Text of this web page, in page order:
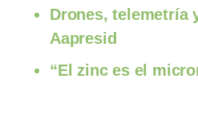
Drones, telemetría
Aapresid
“El zinc es el